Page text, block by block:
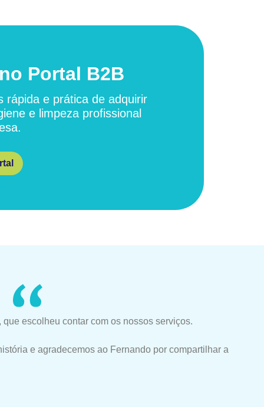
Portal B2B
rápida e prática de adquirir
e limpeza profissional
escolheu contar com os nossos serviços.
e agradecemos ao Fernando por compartilhar a